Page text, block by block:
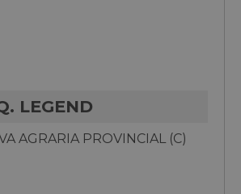
LEGEND
AGRARIA PROVINCIAL (C)